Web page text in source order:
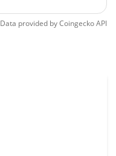
Data provided byCoingeckoAPI